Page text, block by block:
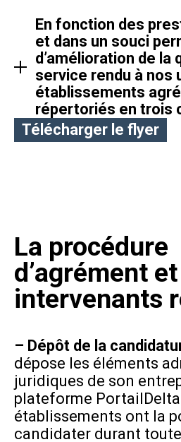
En fonction des
et dans un souci
d’amélioration de la
service rendu à nos
établissements
répertoriés en trois
Télécharger le flyer
La procédure
d’agrément
intervenants
– Dépôt de la
dépose les éléments
juridiques de son
plateforme
établissements ont la
candidater durant